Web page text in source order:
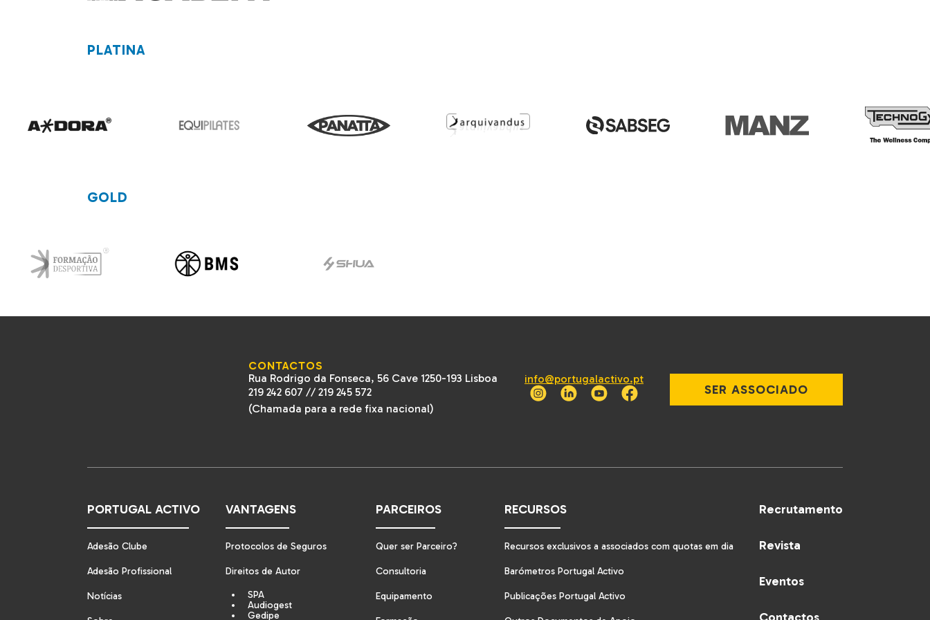
PLATINA
GOLD
CONTACTOS
Rua Rodrigo da Fonseca, 56 Cave 1250-193 Lisboa
219 242 607 // 219 245 572
(Chamada para a rede fixa nacional)
info@portugalactivo.pt
SER ASSOCIADO
PORTUGAL ACTIVO
Adesão Clube
Adesão Profissional
Notícias
VANTAGENS
Protocolos de Seguros
Direitos de Autor
SPA
Audiogest
Gedipe
PARCEIROS
Quer ser Parceiro?
Consultoria
Equipamento
RECURSOS
Recursos exclusivos a associados com quotas em dia
Barómetros Portugal Activo
Publicações Portugal Activo
Recrutamento
Revista
Eventos